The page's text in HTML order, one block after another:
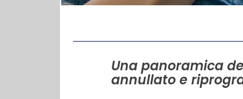
Una panoramica
annullato e